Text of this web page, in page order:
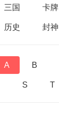
三国 卡牌
历史 封神
A B
S T